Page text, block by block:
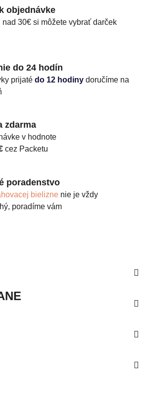
objednávke
nad 30€ si môžete vybrať darček
do 24 hodín
prijaté do 12 hodiny doručíme na
zdarma
v hodnote
cez Packetu
poradenstvo
bielizne nie je vždy
poradíme vám